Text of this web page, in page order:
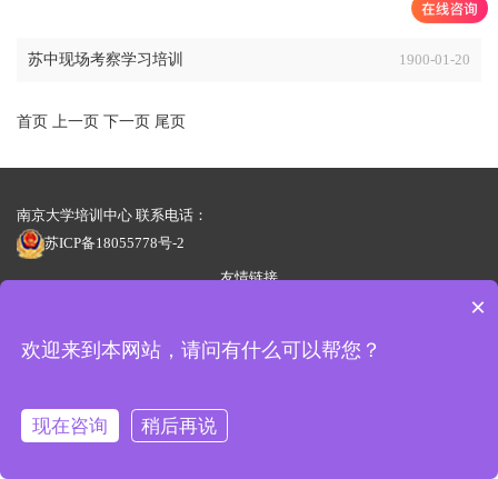
1900-01-20
苏中现场考察学习培训
首页 上一页 下一页 尾页
南京大学培训中心 联系电话：
苏ICP备18055778号-2
友情链接
地址：南京市鼓楼区汉口路22号（鼓楼校区）
×
欢迎来到本网站，请问有什么可以帮您？
现在咨询 稍后再说